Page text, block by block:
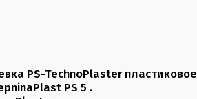
PS-TechnoPlaster пластиковое
PS 5 .